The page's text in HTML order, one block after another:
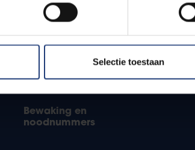
Selectie toestaan
Bewaking en
noodnummers